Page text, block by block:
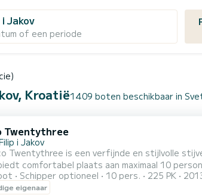
Jakov
of een periode
Kroatië1409 boten beschikbaar in
Twentythree
i Jakov
Twentythree is een verfijnde en stijlvolle
comfortabel plaats aan maximaal 10
snelheid en wendbaarheid op het
om u te helpen de beste plekken en
Schipper optioneel 10 pers. 225 PK
eigenaar